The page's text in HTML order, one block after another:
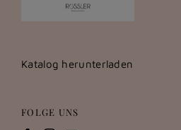
Katalog herunterladen
FOLGE UNS